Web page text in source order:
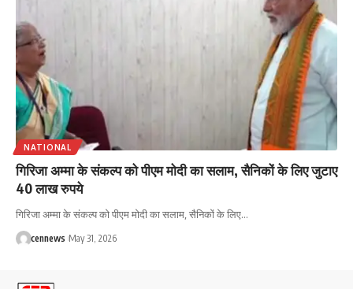
NATIONAL
गिरिजा अम्मा के संकल्प को पीएम मोदी का सलाम, सैनिकों के लिए जुटाए
40 लाख रुपये
गिरिजा अम्मा के संकल्प को पीएम मोदी का सलाम, सैनिकों के लिए…
cennews May 31, 2026